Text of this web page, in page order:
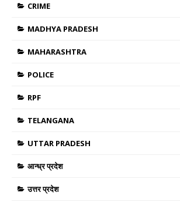
CRIME
MADHYA PRADESH
MAHARASHTRA
POLICE
RPF
TELANGANA
UTTAR PRADESH
आन्ध्र प्रदेश
उत्तर प्रदेश